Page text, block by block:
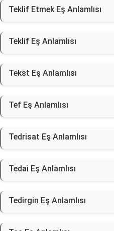
Teklif Etmek Eş Anlamlısı
Teklif Eş Anlamlısı
Tekst Eş Anlamlısı
Tef Eş Anlamlısı
Tedrisat Eş Anlamlısı
Tedai Eş Anlamlısı
Tedirgin Eş Anlamlısı